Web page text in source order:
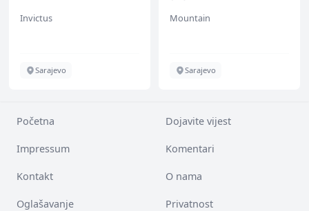
Invictus
Sarajevo
Mountain
Sarajevo
Početna Dojavite vijest
Impressum Komentari
Kontakt O nama
Oglašavanje Privatnost